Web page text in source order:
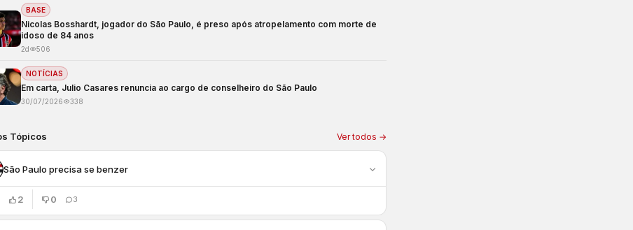
BASE
Nicolas Bosshardt, jogador do São Paulo, é preso após atropelamento com morte de
idoso de 84 anos
2d 506
NOTÍCIAS
Em carta, Julio Casares renuncia ao cargo de conselheiro do São Paulo
30/07/2026 338
Tópicos Ver todos →
São Paulo precisa se benzer
2 0 3